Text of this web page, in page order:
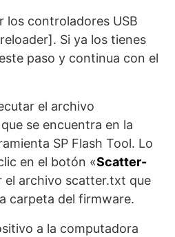
los controladores USB
Si ya los tienes
paso y continua con el
el archivo
se encuentra en la
SP Flash Tool. Lo
en el botón «Scatter-
el archivo scatter.txt que
carpeta del firmware.
a la computadora